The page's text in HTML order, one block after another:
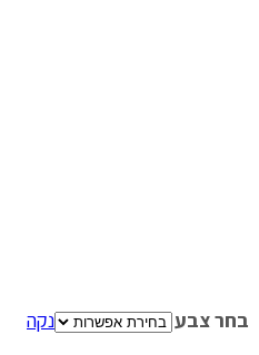
בחר צבע
נקה